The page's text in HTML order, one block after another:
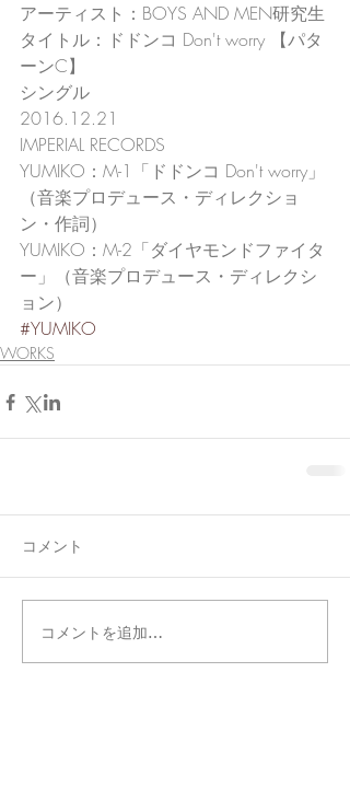
アーティスト：BOYS AND MEN研究生
タイトル：ドドンコ Don't worry 【パタ
ーンC】
シングル
2016.12.21
IMPERIAL RECORDS
YUMIKO：M-1「ドドンコ Don't worry」
（音楽プロデュース・ディレクショ
ン・作詞）
YUMIKO：M-2「ダイヤモンドファイタ
ー」（音楽プロデュース・ディレクシ
ョン）
#YUMIKO
WORKS
コメント
コメントを追加…